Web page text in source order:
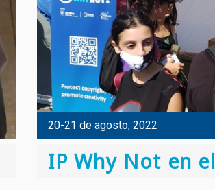
20-21 de agosto, 2022
IP Why Not en